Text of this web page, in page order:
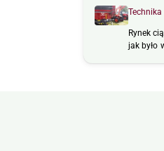
Rynek
jak było